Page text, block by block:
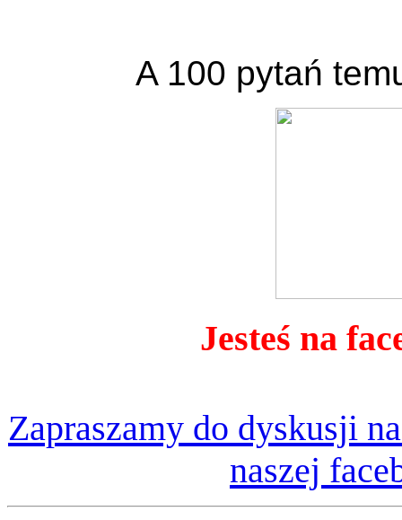
A 100 pytań
Jesteś na
Zapraszamy do dyskusji
naszej